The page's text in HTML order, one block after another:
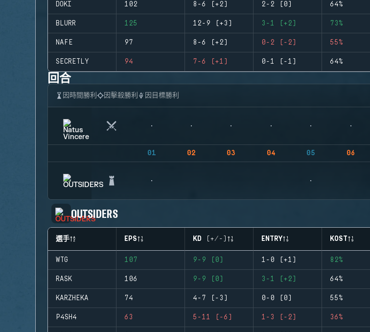
DOKI 102 8-6 (+2) 2-2 (0) 64%
BLURR 125 12-9 (+3) 3-1 (+2) 73%
NAFE 97 8-6 (+2) 0-2 (-2) 55%
SECRETLY 94 7-6 (+1) 0-1 (-1) 64%
回合
因時間勝利 因擊殺勝利 因目標勝利
01 02 03 04 05 06
OUTSIDERS
選手 EPS KD (+/-) ENTRY KOST
WTG 107 9-9 (0) 1-0 (+1) 82%
RASK 106 9-9 (0) 3-1 (+2) 64%
KARZHEKA 74 4-7 (-3) 0-0 (0) 55%
P4SH4 63 5-11 (-6) 1-3 (-2) 36%